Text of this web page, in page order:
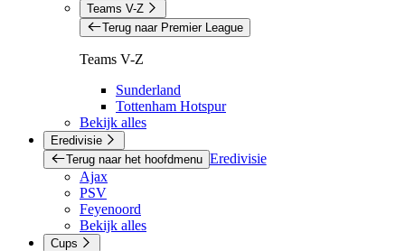
Teams V-Z
Terug naar Premier League
Teams V-Z
Sunderland
Tottenham Hotspur
Bekijk alles
Eredivisie
Terug naar het hoofdmenu Eredivisie
Ajax
PSV
Feyenoord
Bekijk alles
Cups